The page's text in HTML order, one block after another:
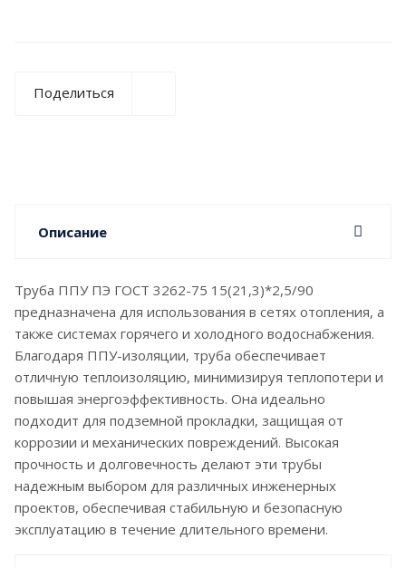
Поделиться
Описание
Труба ППУ ПЭ ГОСТ 3262-75 15(21,3)*2,5/90
предназначена для использования в сетях отопления, а
также системах горячего и холодного водоснабжения.
Благодаря ППУ-изоляции, труба обеспечивает
отличную теплоизоляцию, минимизируя теплопотери и
повышая энергоэффективность. Она идеально
подходит для подземной прокладки, защищая от
коррозии и механических повреждений. Высокая
прочность и долговечность делают эти трубы
надежным выбором для различных инженерных
проектов, обеспечивая стабильную и безопасную
эксплуатацию в течение длительного времени.